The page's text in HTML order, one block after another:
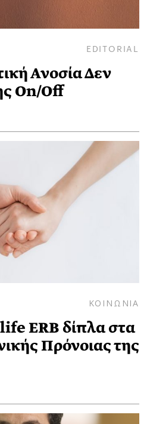
EDITORIAL
Ανοσία Δεν
On/Off
ΚΟΙΝΩΝΙΑ
ERB δίπλα στα
Πρόνοιας της